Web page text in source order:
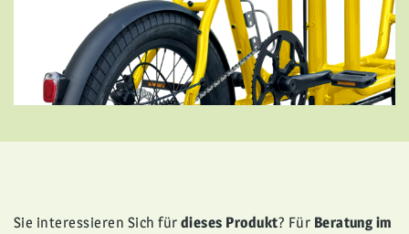
Sie interessieren Sich für dieses Produkt? Für Beratung im